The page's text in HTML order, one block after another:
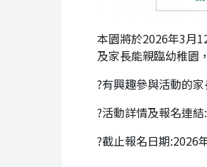
本園將於2026年3月
及家長能親臨幼稚園
?有興趣參與活動的
?活動詳情及報名連結:
?截止報名日期:2026